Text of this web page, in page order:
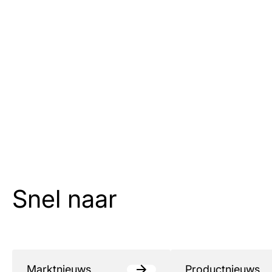
Snel naar
Marktnieuws Productnieuws